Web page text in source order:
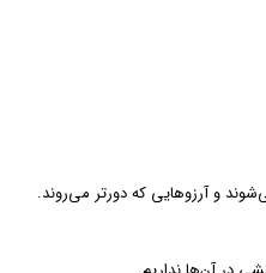
و آرزوهایی که دورتر می‌روند.